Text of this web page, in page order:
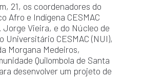
21, os coordenadores do
Afro e Indígena CESMAC
Jorge Vieira, e do Núcleo de
Universitário CESMAC (NUI),
Morgana Medeiros,
Quilombola de Santa
desenvolver um projeto de